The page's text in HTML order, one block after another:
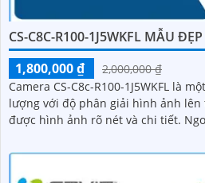
CS-C8C-R100-1J5WKFL MẪU
1,800,000 ₫
2,000,000 ₫
Camera CS-C8c-R100-1J5WKFL là
lượng với độ phân giải hình ảnh lên
được